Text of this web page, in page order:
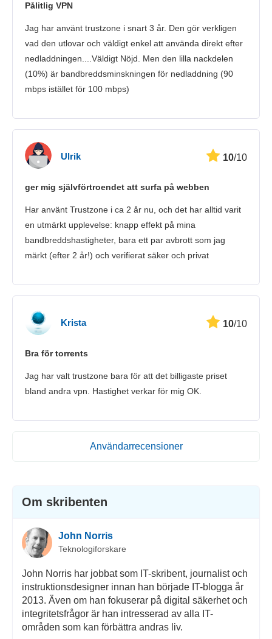
Kundtjänst
Pålitlig VPN
Jag har använt trustzone i snart 3 år. Den gör verkligen
vad den utlovar och väldigt enkel att använda direkt efter
nedladdningen....Väldigt Nöjd. Men den lilla nackdelen
(10%) är bandbreddsminskningen för nedladdning (90
mbps istället för 100 mbps)
Ulrik 10/10
ger mig självförtroendet att surfa på webben
Har använt Trustzone i ca 2 år nu, och det har alltid varit
en utmärkt upplevelse: knapp effekt på mina
bandbreddshastigheter, bara ett par avbrott som jag
märkt (efter 2 år!) och verifierat säker och privat
Krista 10/10
Bra för torrents
Jag har valt trustzone bara för att det billigaste priset
bland andra vpn. Hastighet verkar för mig OK.
Användarrecensioner
Om skribenten
John Norris
Teknologiforskare
John Norris har jobbat som IT-skribent, journalist och
instruktionsdesigner innan han började IT-blogga år
2013. Även om han fokuserar på digital säkerhet och
integritetsfrågor är han intresserad av alla IT-
områden som kan förbättra andras liv.